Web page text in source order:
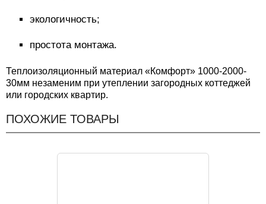
экологичность;
простота монтажа.
Теплоизоляционный материал «Комфорт» 1000-2000-
30мм незаменим при утеплении загородных коттеджей
или городских квартир.
ПОХОЖИЕ ТОВАРЫ